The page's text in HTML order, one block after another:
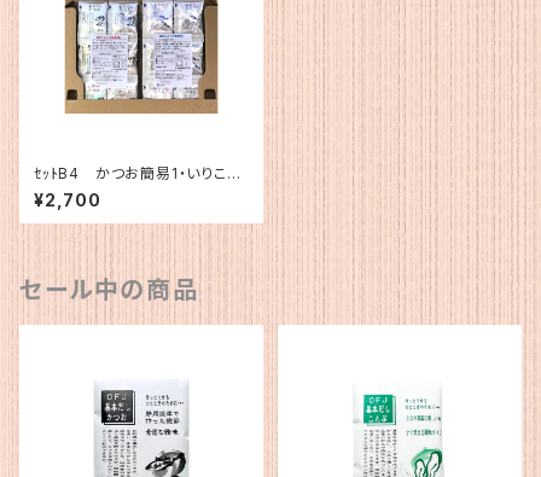
ｾｯﾄB4 かつお簡易1・いりこ簡
易１
¥2,700
セール中の商品